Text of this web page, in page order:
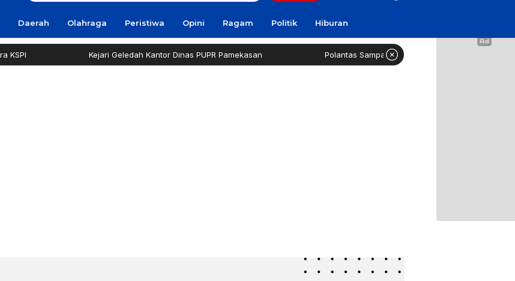
Daerah Olahraga Peristiwa Opini Ragam Politik Hiburan
Kejari Geledah Kantor Dinas PUPR Pamekasan Polantas Sampang Imbau Latihan Gerak Jalan Tak Gunakan